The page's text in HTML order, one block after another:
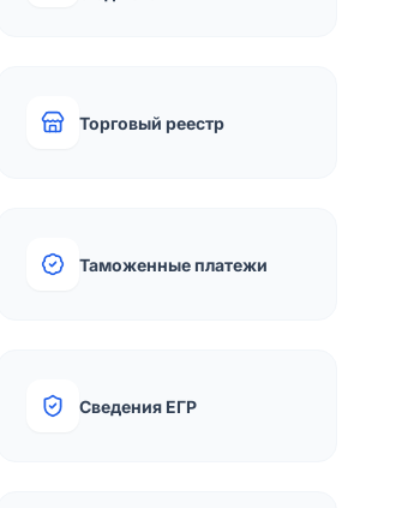
Торговый реестр
Таможенные платежи
Сведения ЕГР